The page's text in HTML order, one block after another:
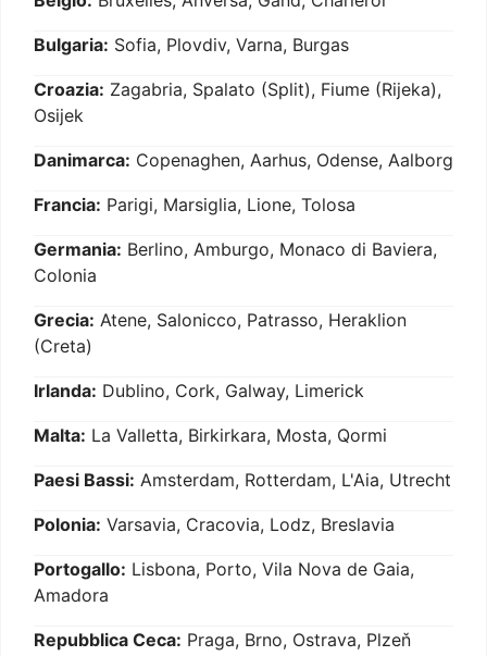
Bulgaria: Sofia, Plovdiv, Varna, Burgas
Croazia: Zagabria, Spalato (Split), Fiume (Rijeka),
Osijek
Danimarca: Copenaghen, Aarhus, Odense, Aalborg
Francia: Parigi, Marsiglia, Lione, Tolosa
Germania: Berlino, Amburgo, Monaco di Baviera,
Colonia
Grecia: Atene, Salonicco, Patrasso, Heraklion
(Creta)
Irlanda: Dublino, Cork, Galway, Limerick
Malta: La Valletta, Birkirkara, Mosta, Qormi
Paesi Bassi: Amsterdam, Rotterdam, L'Aia, Utrecht
Polonia: Varsavia, Cracovia, Lodz, Breslavia
Portogallo: Lisbona, Porto, Vila Nova de Gaia,
Amadora
Repubblica Ceca: Praga, Brno, Ostrava, Plzeň